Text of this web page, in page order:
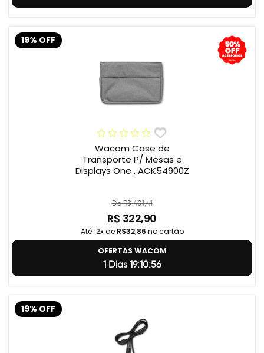
19% OFF
Wacom Case de
Transporte P/ Mesas e
Displays One , ACK54900Z
De R$ 401,41
R$ 322,90
Até 12x de R$32,86 no cartão
OFERTAS WACOM
1 Dias 19:10:55
19% OFF